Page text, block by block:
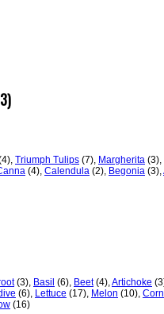
, Triumph Tulips (7), Margherita (3),
(4), Calendula (2), Begonia (3),
(3) Basil (6) Beet (4) Artichoke
(6) Lettuce (17) Melon (10) Corn
(16)